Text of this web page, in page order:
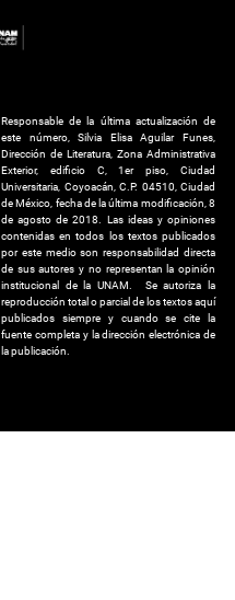
Responsable de la última actualización de
este número, Silvia Elisa Aguilar Funes,
Dirección de Literatura, Zona Administrativa
Exterior, edificio C, 1er piso, Ciudad
Universitaria, Coyoacán, C.P. 04510, Ciudad
de México, fecha de la última modificación, 8
de agosto de 2018. Las ideas y opiniones
contenidas en todos los textos publicados
por este medio son responsabilidad directa
de sus autores y no representan la opinión
institucional de la UNAM. Se autoriza la
reproducción total o parcial de los textos aquí
publicados siempre y cuando se cite la
fuente completa y la dirección electrónica de
la publicación.